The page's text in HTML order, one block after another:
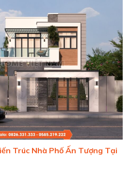
Trúc Nhà Phố Ấn Tượng Tại